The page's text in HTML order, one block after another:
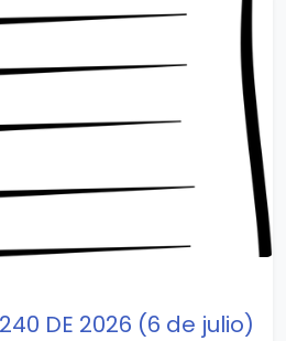
240 DE 2026 (6 de julio)